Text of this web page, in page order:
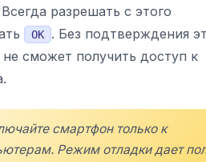
разрешать с этого
OK
. Без подтверждения
сможет получить доступ к
смартфон только к
Режим отладки дает